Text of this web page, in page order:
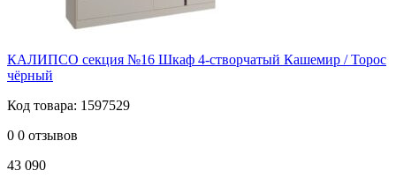
КАЛИПСО секция №16 Шкаф 4-створчатый Кашемир / Торос
чёрный
Код товара: 1597529
0 0 отзывов
43 090